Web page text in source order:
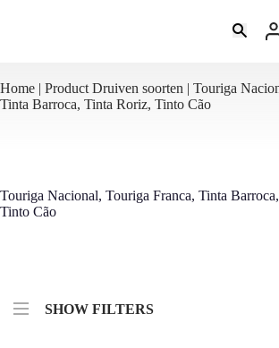
Home | Product Druiven soorten | Touriga
Tinta Barroca, Tinta Roriz, Tinto Cão
Touriga Nacional, Touriga Franca, Tinta
Tinto Cão
SHOW FILTERS